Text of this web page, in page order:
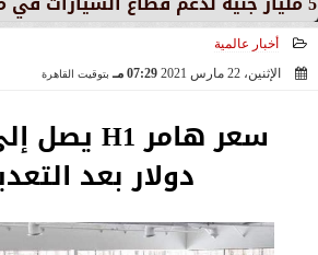
أخبار عالمية
الإثنين، 22 مارس 2021
07:29 مـ بتوقيت القاهرة
دولار بعد